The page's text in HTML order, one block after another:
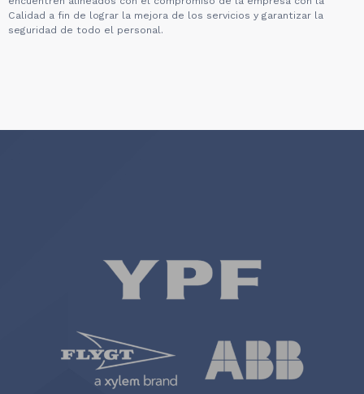
Calidad a fin de lograr la mejora de los servicios y garantizar la
seguridad de todo el personal.